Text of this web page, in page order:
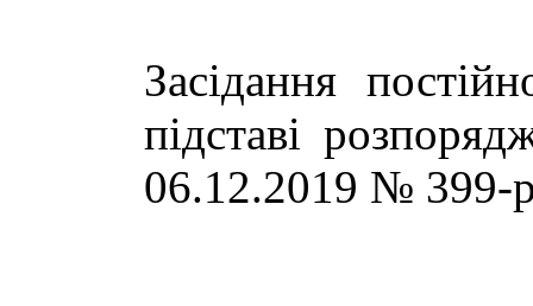
Засідання
підставі
06.12.2019 № 399-